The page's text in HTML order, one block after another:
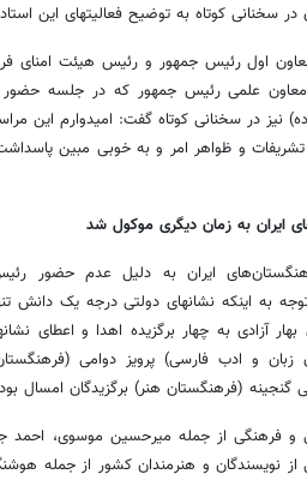
سخنانی کوتاه به توضیح فعالیتهای این
اول رئیس جمهور و رئیس هیئت امنای
معاون علمی رئیس جمهور که در جلسه حضور
نیز در سخنانی کوتاه گفت: امیدوارم این
و ظواهر امر و به خوبی مبین
ایران به زمان دیگری موکول شد
ایران به دلیل عدم حضور
به اینکه نشانهای دولتی درجه یک دانش
آزادی به چهار برگزیده اهدا و اعطای
و ادب فارسی) پرویز دوامی
(فرهنگستان هنر) برگزیدگان امسال
فرهنگی از جمله میرحسین موسوی، احمد
از نویسندگان و هنرمندان کشور از جمله